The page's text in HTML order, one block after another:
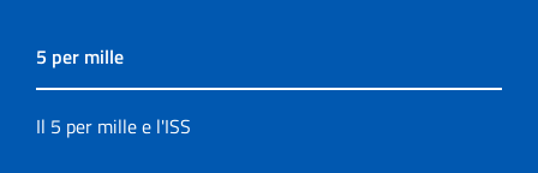
5 per mille
Il 5 per mille e l'ISS